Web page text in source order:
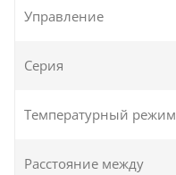
Управление
Серия
Температурный режим
Расстояние между